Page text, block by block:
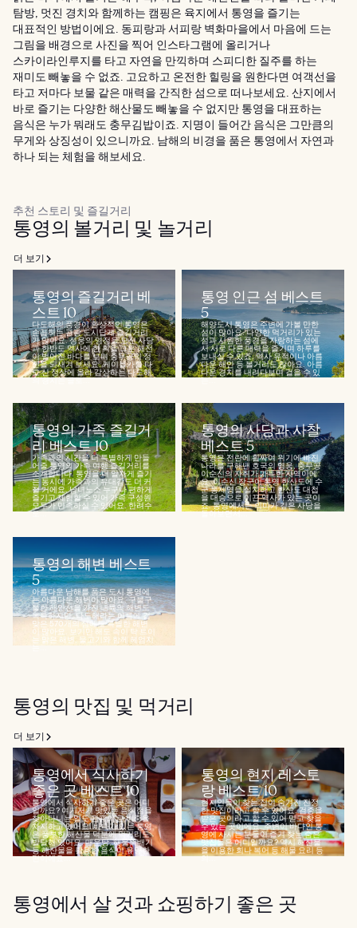
탐방, 멋진 경치와 함께하는 캠핑은 육지에서 통영을 즐기는
대표적인 방법이에요. 동피랑과 서피랑 벽화마을에서 마음에 드는
그림을 배경으로 사진을 찍어 인스타그램에 올리거나
스카이라인루지를 타고 자연을 만끽하며 스피디한 질주를 하는
재미도 빼놓을 수 없죠. 고요하고 온전한 힐링을 원한다면 여객선을
타고 저마다 보물 같은 매력을 간직한 섬으로 떠나보세요. 산지에서
바로 즐기는 다양한 해산물도 빼놓을 수 없지만 통영을 대표하는
음식은 누가 뭐래도 충무김밥이죠. 지명이 들어간 음식은 그만큼의
무게와 상징성이 있으니까요. 남해의 비경을 품은 통영에서 자연과
하나 되는 체험을 해보세요.
추천 스토리 및 즐길거리
통영의 볼거리 및 놀거리
더 보기
통영의 즐길거리 베
스트 10
다도해의 풍경이 환상적인 통영은
손꼽히는 관광 도시답게 즐길거리
가 많아요. 성웅의 영정을 모신 사당
과 한반도 역사에 한 획을 그은 해전
이 벌어진 바다를 보며 충무공의 정
신을 되새겨 보세요. 케이블카를 타
고 산 정상에 올라 감상하는 다도해
의 경치는 글로...
통영 인근 섬 베스트
5
해양도시 통영은 주변에 가볼 만한
섬이 많아요. 다양한 먹거리가 있는
섬과 시원한 풍경을 자랑하는 섬에
서 서로 다른 매력을 즐기며 하루를
보내실 수 있죠. 역사 유적이나 아름
다운 해안 등 볼거리도 많아요. 아름
다운 경치를 내려다보며 걸을 수 있
는...
통영의 가족 즐길거
리 베스트 10
가족과의 시간을 더 특별하게 만들
어줄 통영의 가족 여행 즐길거리를
소개합니다. 통영을 더 알차게 즐기
는 동시에 가족과의 유대감도 더 커
질 거에요. 남녀노소 누구나 편하게
즐기고 체험할 수 있어 가족 구성원
모두가 만족하실 수 있어요. 한려수
도...
통영의 사당과 사찰
베스트 5
통영은 전란에 휩싸여 위기에 빠진
나라를 구해낸 호국의 영웅, 충무공
이순신의 자취가 가득한 지역이에
요. 이순신 장군이 통영 한산도에 수
군 통제영을 설치하고 한산도 대첩
을 대승으로 이끈 역사가 있는 곳이
죠. 통영에서는 의미가 깊은 사당을
돌아보면서...
통영의 해변 베스트
5
아름다운 남해를 품은 도시 통영에
는 아름다운 해변이 많아요. 구불구
불한 해안선을 가진 내륙의 해변도
독특하지만, 다도해라는 이름에 걸
맞은 570개의 섬에도 특별한 해변
이 많아요. 보기만 해도 속이 탁 트이
는 맑은 해변, 물고기와 함께 헤엄치
는...
통영의 맛집 및 먹거리
더 보기
통영에서 식사하기
좋은 곳 베스트 10
통영에서 식사하기 좋은 곳은 어디
일까요? 여기저기 맛있는 음식점을
찾아다니는 일도 관광의 큰 비중을
차지하고 있어요. 바다가 있는 통영
은 풍부한 해산물 덕분에 먹거리도
발달해 있어요. 매운탕, 해물뚝배기
등 해산물을 활용한 음식이 유명한
편이에요...
통영의 현지 레스토
랑 베스트 10
현지인들이 찾는 집이 숨겨진 진정
한 맛집이라고 할 수 있어요. 검증을
받은 곳이라고 할 수 있어 믿고 찾을
수 있는 곳이에요. 주변이 바다인 통
영에 사시는 분들이 즐겨 찾는 숨은
맛집들은 어디일까요? 역시 해산물
을 이용한 회나 복어 등 해물 요리 등
의...
통영에서 살 것과 쇼핑하기 좋은 곳